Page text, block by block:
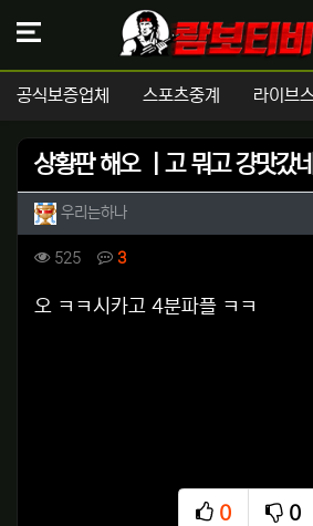
공식보증업체 스포츠중계 라이브
상황판 해오 ㅣ고 뭐고 걍맛갔네
작성자 정보
우리는하나작성
컨텐츠 정보
525조회 3댓글
본문
오 ㅋㅋ시카고 4분파플 ㅋㅋ
0
0